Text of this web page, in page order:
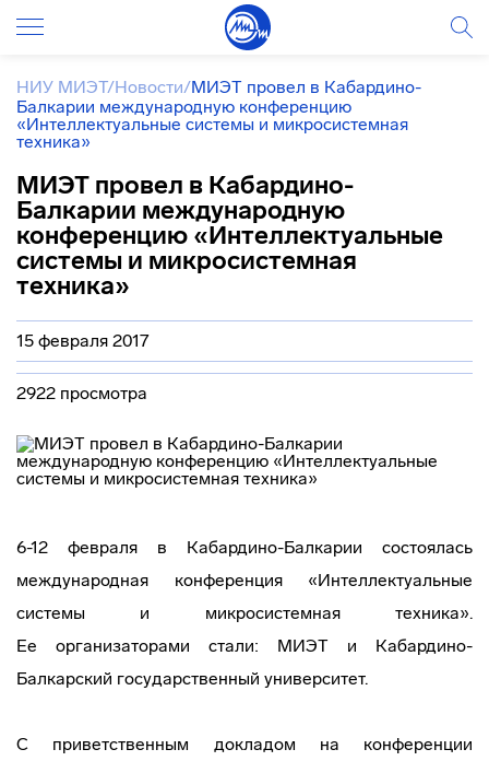
НИУ МИЭТ/Новости/МИЭТ провел в Кабардино-
Балкарии международную конференцию
«Интеллектуальные системы и микросистемная
техника»
МИЭТ провел в Кабардино-
Балкарии международную
конференцию «Интеллектуальные
системы и микросистемная
техника»
15 февраля 2017
2922 просмотра
6-12 февраля в Кабардино-Балкарии состоялась
международная конференция «Интеллектуальные
системы и микросистемная техника».
Ее организаторами стали: МИЭТ и Кабардино-
Балкарский государственный университет.
С приветственным докладом на конференции